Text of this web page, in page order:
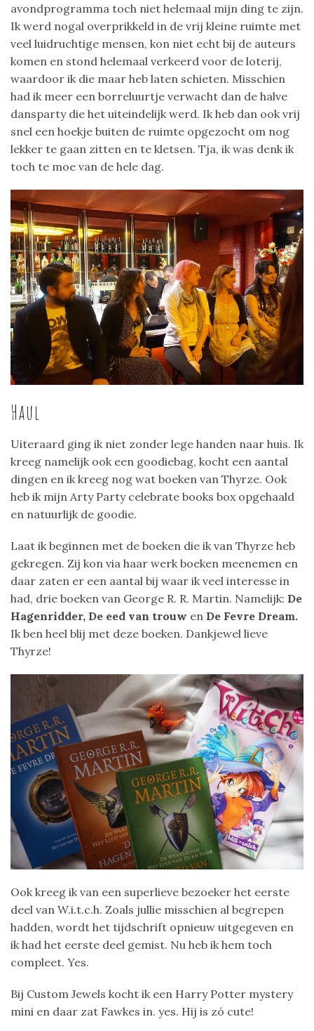
avondprogramma toch niet helemaal mijn ding te zijn.
Ik werd nogal overprikkeld in de vrij kleine ruimte met
veel luidruchtige mensen, kon niet echt bij de auteurs
komen en stond helemaal verkeerd voor de loterij,
waardoor ik die maar heb laten schieten. Misschien
had ik meer een borreluurtje verwacht dan de halve
dansparty die het uiteindelijk werd. Ik heb dan ook vrij
snel een hoekje buiten de ruimte opgezocht om nog
lekker te gaan zitten en te kletsen. Tja, ik was denk ik
toch te moe van de hele dag.
Haul
Uiteraard ging ik niet zonder lege handen naar huis. Ik
kreeg namelijk ook een goodiebag, kocht een aantal
dingen en ik kreeg nog wat boeken van Thyrze. Ook
heb ik mijn Arty Party celebrate books box opgehaald
en natuurlijk de goodie.
Laat ik beginnen met de boeken die ik van Thyrze heb
gekregen. Zij kon via haar werk boeken meenemen en
daar zaten er een aantal bij waar ik veel interesse in
had, drie boeken van George R. R. Martin. Namelijk: De
Hagenridder, De eed van trouw en De Fevre Dream.
Ik ben heel blij met deze boeken. Dankjewel lieve
Thyrze!
Ook kreeg ik van een superlieve bezoeker het eerste
deel van W.i.t.c.h. Zoals jullie misschien al begrepen
hadden, wordt het tijdschrift opnieuw uitgegeven en
ik had het eerste deel gemist. Nu heb ik hem toch
compleet. Yes.
Bij Custom Jewels kocht ik een Harry Potter mystery
mini en daar zat Fawkes in. yes. Hij is zó cute!